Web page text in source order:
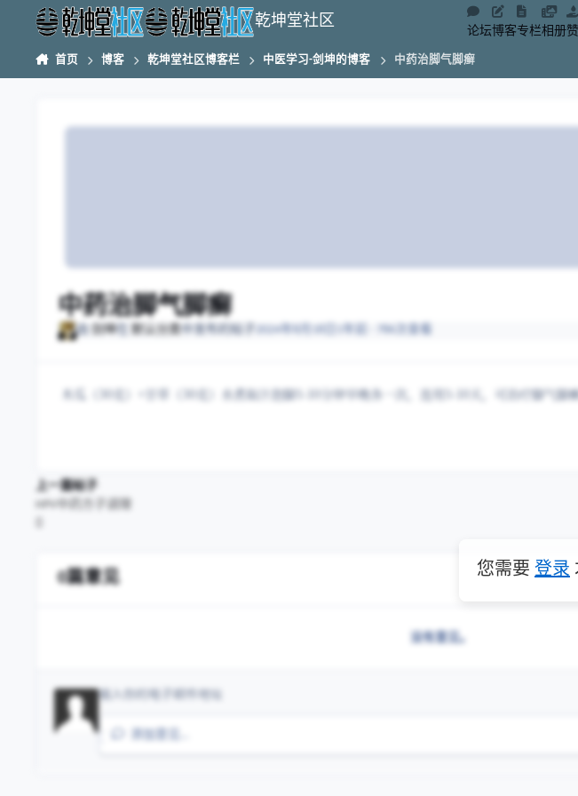
跳转到帖子
乾坤堂社区
论坛博客专栏相册
首页 博客 乾坤堂社区博客栏 中医学习-剑坤的博客 中药治脚气脚癣
中药治脚气脚癣
由 剑坤在 默认分类中发布的帖子 2024年8月18日 1年前 · 786次查看
木瓜（30克）+甘草（30克）水煮取汁泡脚5-10分钟早晚各一次，连用5-10天，可治疗脚气脚癣
上一篇帖子
HPV中药方子调理
0篇意见
没有意见。
您需要 登录